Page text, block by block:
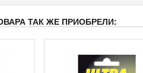
ТАК ЖЕ ПРИОБРЕЛИ: